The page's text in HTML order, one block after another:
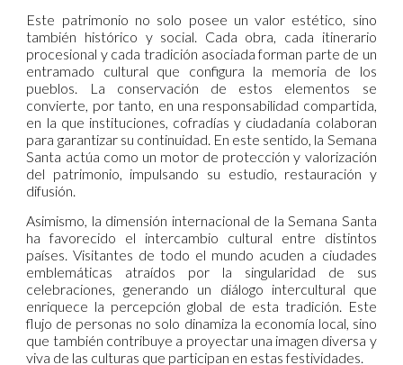
Este patrimonio no solo posee un valor estético, sino
también histórico y social. Cada obra, cada itinerario
procesional y cada tradición asociada forman parte de un
entramado cultural que configura la memoria de los
pueblos. La conservación de estos elementos se
convierte, por tanto, en una responsabilidad compartida,
en la que instituciones, cofradías y ciudadanía colaboran
para garantizar su continuidad. En este sentido, la Semana
Santa actúa como un motor de protección y valorización
del patrimonio, impulsando su estudio, restauración y
difusión.
Asimismo, la dimensión internacional de la Semana Santa
ha favorecido el intercambio cultural entre distintos
países. Visitantes de todo el mundo acuden a ciudades
emblemáticas atraídos por la singularidad de sus
celebraciones, generando un diálogo intercultural que
enriquece la percepción global de esta tradición. Este
flujo de personas no solo dinamiza la economía local, sino
que también contribuye a proyectar una imagen diversa y
viva de las culturas que participan en estas festividades.